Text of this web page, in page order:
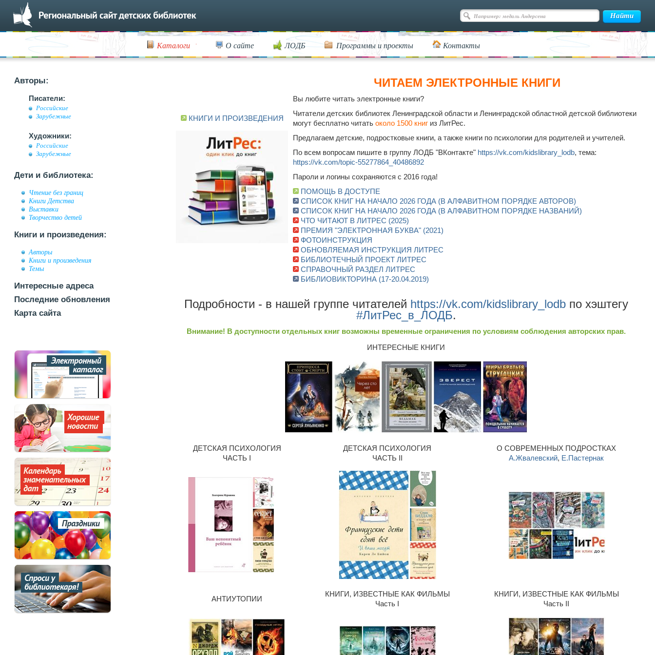
Каталоги О сайте ЛОДБ Программы и проекты Контакты
Авторы:
Писатели:
Российские
Зарубежные
Художники:
Российские
Зарубежные
Дети и библиотека:
Чтение без границ
Книги Детства
Выставки
Творчество детей
Книги и произведения:
Авторы
Книги и произведения
Темы
Интересные адреса
Последние обновления
Карта сайта
КНИГИ И ПРОИЗВЕДЕНИЯ
ЧИТАЕМ ЭЛЕКТРОННЫЕ КНИГИ
Вы любите читать электронные книги?
Читатели детских библиотек Ленинградской области и Ленинградской областной детской библиотеки
могут бесплатно читать около 1500 книг из ЛитРес.
Предлагаем детские, подростковые книги, а также книги по психологии для родителей и учителей.
По всем вопросам пишите в группу ЛОДБ "ВКонтакте" https://vk.com/kidslibrary_lodb, тема:
https://vk.com/topic-55277864_40486892
Пароли и логины сохраняются с 2016 года!
ПОМОЩЬ В ДОСТУПЕ
СПИСОК КНИГ НА НАЧАЛО 2026 ГОДА (В АЛФАВИТНОМ ПОРЯДКЕ АВТОРОВ)
СПИСОК КНИГ НА НАЧАЛО 2026 ГОДА (В АЛФАВИТНОМ ПОРЯДКЕ НАЗВАНИЙ)
ЧТО ЧИТАЮТ В ЛИТРЕС (2025)
ПРЕМИЯ "ЭЛЕКТРОННАЯ БУКВА" (2021)
ФОТОИНСТРУКЦИЯ
ОБНОВЛЯЕМАЯ ИНСТРУКЦИЯ ЛИТРЕС
БИБЛИОТЕЧНЫЙ ПРОЕКТ ЛИТРЕС
СПРАВОЧНЫЙ РАЗДЕЛ ЛИТРЕС
БИБЛИОВИКТОРИНА (17-20.04.2019)
Подробности - в нашей группе читателей https://vk.com/kidslibrary_lodbпо хэштегу
#ЛитРес_в_ЛОДБ.
Внимание! В доступности отдельных книг возможны временные ограничения по условиям соблюдения авторских прав.
ИНТЕРЕСНЫЕ КНИГИ
ДЕТСКАЯ ПСИХОЛОГИЯ
ЧАСТЬ I
ДЕТСКАЯ ПСИХОЛОГИЯ
ЧАСТЬ II
О СОВРЕМЕННЫХ ПОДРОСТКАХ
А.Жвалевский, Е.Пастернак
АНТИУТОПИИ
КНИГИ, ИЗВЕСТНЫЕ КАК ФИЛЬМЫ
Часть I
КНИГИ, ИЗВЕСТНЫЕ КАК ФИЛЬМЫ
Часть II